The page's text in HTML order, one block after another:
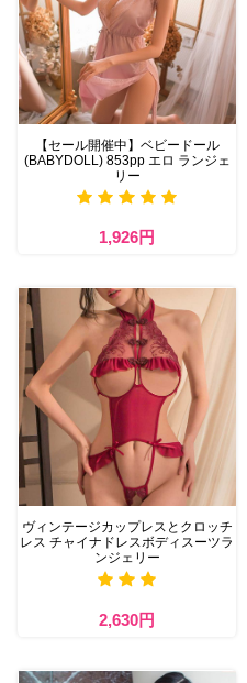
【セール開催中】ベビードール
(BABYDOLL) 853pp エロ ランジェ
リー
1,926円
ヴィンテージカップレスとクロッチ
レス チャイナドレスボディスーツラ
ンジェリー
2,630円